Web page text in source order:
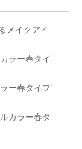
メイクアイ
ラー春タイ
ー春タイプ
カラー春タ